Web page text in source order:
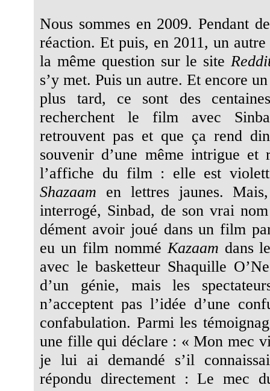
Nous sommes en 2009. Pendant
réaction. Et puis, en 2011, un autre
la même question sur le site
s’y met. Puis un autre. Et encore
plus tard, ce sont des
recherchent le film avec
retrouvent pas et que ça rend
souvenir d’une même intrigue et
l’affiche du film : elle est
Shazaam en lettres jaunes.
interrogé, Sinbad, de son vrai
dément avoir joué dans un film
eu un film nommé Kazaam dans
avec le basketteur Shaquille
d’un génie, mais les
n’acceptent pas l’idée d’une
confabulation. Parmi les
une fille qui déclare : « Mon mec
je lui ai demandé s’il
répondu directement : Le mec